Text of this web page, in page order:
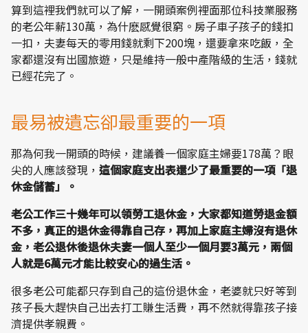
算到這裡我們就可以了解，一開頭案例裡面那位科技業服務
的老公年薪130萬，為什麽感覺很窮。房子車子孩子的錢扣
一扣，夫妻每天的零用錢就剩下200塊，還要拿來吃飯，全
家都還沒有出國旅遊，只是維持一般中產階級的生活，錢就
已經花完了。
最易被遺忘卻最重要的一項
那為何我一開頭的時候，建議養一個家庭主婦要178萬？眼
尖的人應該發現， 這個家庭支出表還少了最重要的一項「退
休金儲蓄」。
老公工作三十幾年可以領勞工退休金，大家都知道勞退金額
不多，真正的退休金得靠自己存，再加上家庭主婦沒有退休
金，老公退休後退休夫妻一個人至少一個月要3萬元，兩個
人就是6萬元才能比較安心的過生活。
很多老公可能都只存到自己的這份退休金，老婆就只好等到
孩子長大趕快自己出去打工賺生活費，再不然就得靠孩子接
濟提供孝親費。